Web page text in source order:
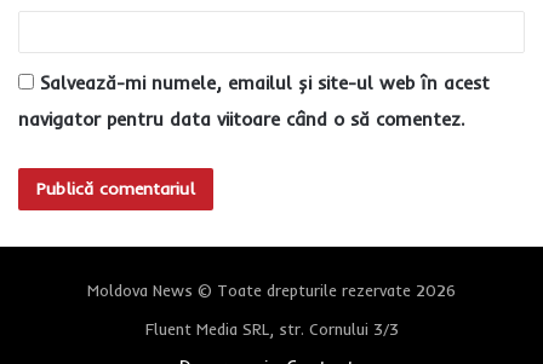
Salvează-mi numele, emailul și site-ul web în acest
navigator pentru data viitoare când o să comentez.
Moldova News © Toate drepturile rezervate 2026
Fluent Media SRL, str. Cornului 3/3